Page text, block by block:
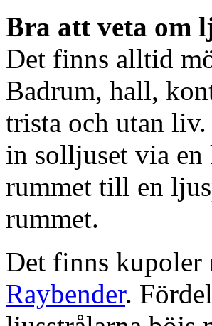
Bra att veta om
Det finns alltid
Badrum, hall,
trista och utan
in solljuset via
rummet till en
rummet.
Det finns kupoler
Raybender.